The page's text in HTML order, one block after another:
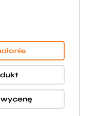
wycenę